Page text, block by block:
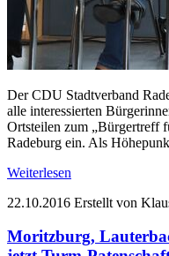
Der CDU Stadtverband
alle interessierten
Ortsteilen zum „Bürgertreff
Radeburg ein. Als
Weiterlesen
22.10.2016 Erstellt von
Moritzburg,